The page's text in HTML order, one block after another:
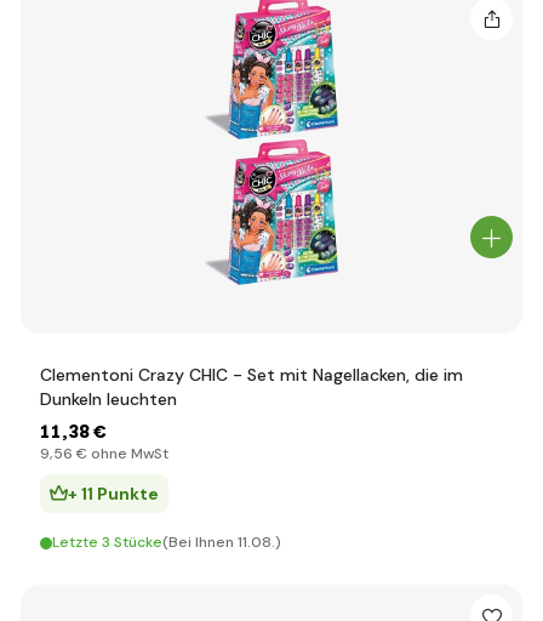
Clementoni Crazy CHIC - Set mit Nagellacken, die im
Dunkeln leuchten
11,38 €
9,56 € ohne MwSt
+ 11 Punkte
Letzte 3 Stücke(Bei Ihnen 11.08.)